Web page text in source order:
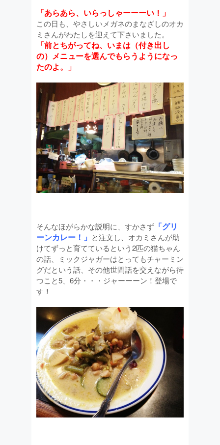
「あらあら、いらっしゃーーーい！」
この日も、やさしいメガネのまなざしのオカ
ミさんがわたしを迎えて下さいました。
「前とちがってね、いまは（付き出し
の）メニューを選んでもらうようになっ
たのよ。」
そんなほがらかな説明に、すかさず 「グリ
ーンカレー！」 と注文し、オカミさんが助
けてずっと育てているという2匹の猫ちゃん
の話、ミックジャガーはとってもチャーミン
グだという話、その他世間話を交えながら待
つこと5、6分・・・ジャーーーン！登場で
す！